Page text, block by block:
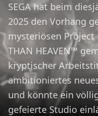
SEGA hat beim
2025 den Vorhang
mysteriösen Project
THAN HEAVEN™
kryptischer
ambitioniertes
und könnte ein
gefeierte Studio